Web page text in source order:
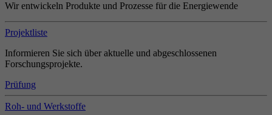
Wir entwickeln Produkte und Prozesse für die Energiewende
Projektliste
Informieren Sie sich über aktuelle und abgeschlossenen
Forschungsprojekte.
Prüfung
Roh- und Werkstoffe